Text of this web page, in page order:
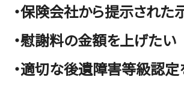
・保険会社から提示され
・慰謝料の金額を上げたい
・適切な後遺障害等級認